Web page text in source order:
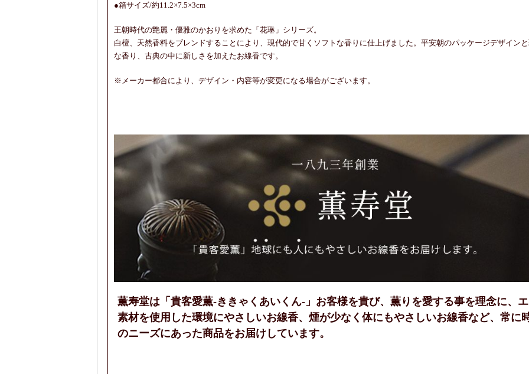
●箱サイズ/約11.2×7.5×3cm
王朝時代の艶麗・優雅のかおりを求めた「花琳」シリーズ。
白檀、天然香料をブレンドすることにより、現代的で甘くソフトな香りに仕上げました。平安朝のパッケージデザイン
な香り、古典の中に新しさを加えたお線香です。
※メーカー都合により、デザイン・内容等が変更になる場合がございます。
薫寿堂は「貴客愛薫-ききゃくあいくん-」お客様を貴び、薫りを愛する事を理念に、
素材を使用した環境にやさしいお線香、煙が少なく体にもやさしいお線香など、常に
のニーズにあった商品をお届けしています。